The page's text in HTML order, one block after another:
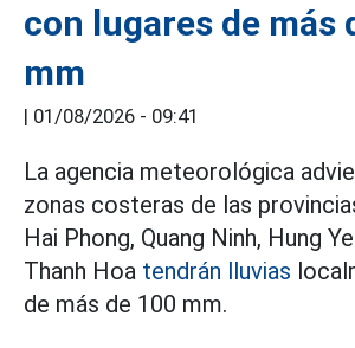
con lugares de más
mm
| 01/08/2026 - 09:41
La agencia meteorológica
zonas costeras de las
Hai Phong, Quang Ninh, Hung
Thanh Hoa tendrán lluvias
de más de 100 mm.